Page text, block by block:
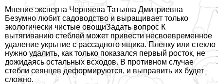
Мнение эксперта Черняева Татьяна Дмитриевна
Безумно любит садоводство и выращивает только
экологически чистые овощиЗадать вопрос К
вытягиванию стeблей может привести несвоевременное
удаление укрытие с рассадного ящика. Пленку или стекло
нужно удалить, как только показался первый росток, не
дожидаясь остальных всходов. В противном случае
стeбли сеянцев деформируются, и выправить их будет
сложно.